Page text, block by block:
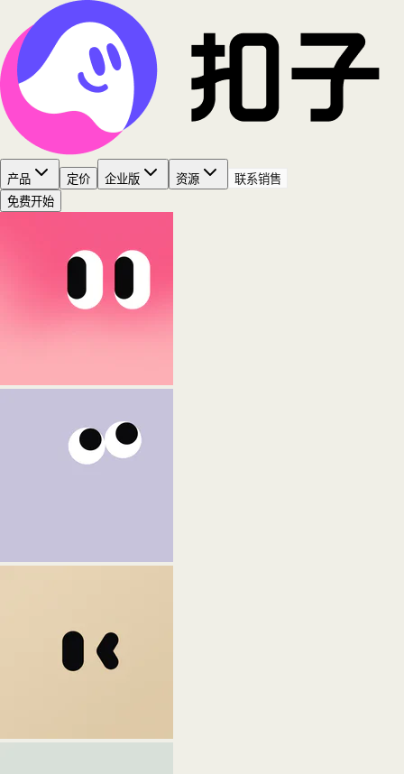
产品 定价 企业版 资源
联系销售
免费开始